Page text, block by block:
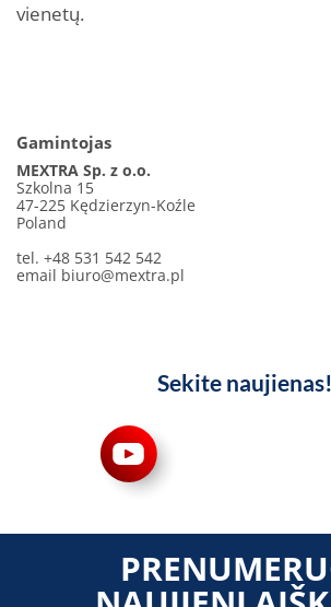
vienetų.
Gamintojas
MEXTRA Sp. z o.o.
Szkolna 15
47-225 Kędzierzyn-Koźle
Poland
tel. +48 531 542 542
email biuro@mextra.pl
Sekite naujienas!